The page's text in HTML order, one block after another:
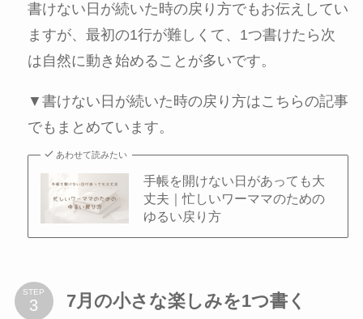
書けない日が続いた時の戻り方でもお伝えしてい
ますが、最初の1行が難しくて、1つ書けたら次
は自然に動き始めることが多いです。
▼書けない日が続いた時の戻り方はこちらの記事
でもまとめています。
あわせて読みたい
手帳を開けない日があっても大
丈夫｜忙しいワーママのための
ゆるい戻り方
STEP 7月の小さな楽しみを1つ書く